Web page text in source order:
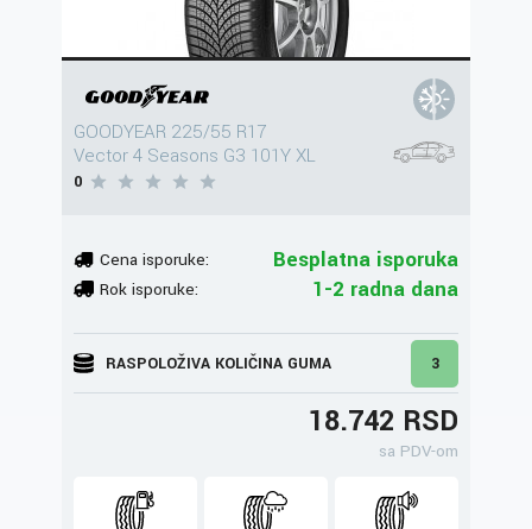
GOODYEAR 225/55 R17
Vector 4 Seasons G3 101Y XL
0
Cena isporuke: Besplatna isporuka
Rok isporuke: 1-2 radna dana
RASPOLOŽIVA KOLIČINA GUMA 3
18.742 RSD
sa PDV-om